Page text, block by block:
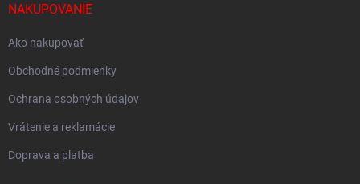
NAKUPOVANIE
Ako nakupovať
Obchodné podmienky
Ochrana osobných údajov
Vrátenie a reklamácie
Doprava a platba